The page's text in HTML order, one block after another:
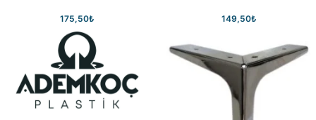
175,50₺ 149,50₺